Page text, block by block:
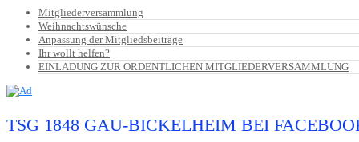
Mitgliederversammlung
Weihnachtswünsche
Anpassung der Mitgliedsbeiträge
Ihr wollt helfen?
EINLADUNG ZUR ORDENTLICHEN MITGLIEDERVERSAMMLUNG
TSG 1848 GAU-BICKELHEIM BEI